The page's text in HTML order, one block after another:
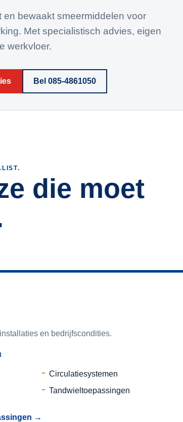
en bewaakt smeermiddelen voor
Met specialistisch advies, eigen
werkvloer.
Bel 085-4861050
die moet
en bedrijfscondities.
Circulatiesystemen
Tandwieltoepassingen
→